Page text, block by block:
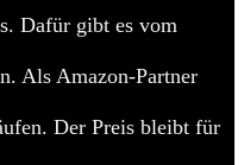
Dafür gibt es vom
Als Amazon-Partner
Der Preis bleibt für